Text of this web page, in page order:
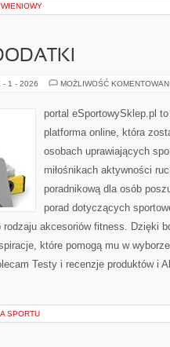
- 1 - 2026 MOŻLIWOŚĆ
portal eSportowySklep.pl
platforma online, która
osobach uprawiających
miłośnikach aktywności
poradnikową dla osób
porad dotyczących
akcesoriów fitness. Dzięki
które pomogą mu w
Testy i recenzje produktów i
SPORTU